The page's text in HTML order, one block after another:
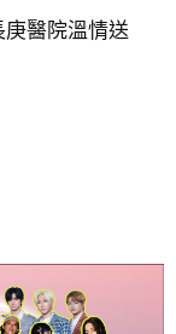
醫院溫情送